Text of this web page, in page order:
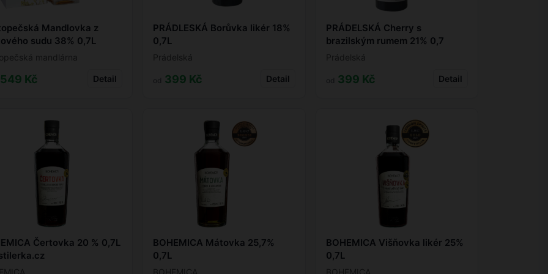
Mandlovka z
sudu 38% 0,7L
mandlárna
Kč Detail
PRÁDLESKÁ Borůvka likér 18%
0,7L
Prádelská
399 Kč Detail
PRÁDELSKÁ Cherry s
brazilským rumem 21% 0,7
Prádelská
399 Kč Detail
Čertovka 20 % 0,7L
BOHEMICA Mátovka 25,7%
0,7L
BOHEMICA
BOHEMICA Višňovka likér 25%
0,7L
BOHEMICA